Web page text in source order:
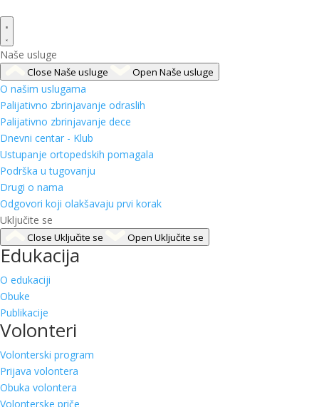
Naše usluge
Close Naše usluge Open Naše usluge
O našim uslugama
Palijativno zbrinjavanje odraslih
Palijativno zbrinjavanje dece
Dnevni centar - Klub
Ustupanje ortopedskih pomagala
Podrška u tugovanju
Drugi o nama
Odgovori koji olakšavaju prvi korak
Uključite se
Close Uključite se Open Uključite se
Edukacija
O edukaciji
Obuke
Publikacije
Volonteri
Volonterski program
Prijava volontera
Obuka volontera
Volonterske priče